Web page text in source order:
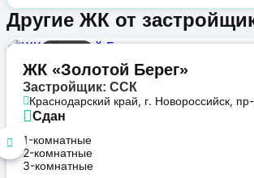
Другие ЖК от
ЖК «Золотой Берег»
Застройщик: ССК
Краснодарский край, г. Новороссийск,
Сдан
1-комнатные
2-комнатные
3-комнатные